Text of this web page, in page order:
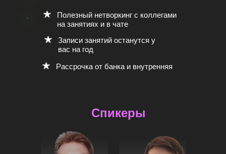
Рассрочка от банка и внутренняя
Записи занятий останутся у
вас на год
Полезный нетворкинг с коллегами
на занятиях и в чате
Спикеры